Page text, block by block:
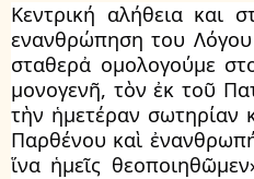
Κεντρική αλήθεια και
ενανθρώπηση του
σταθερἀ ομολογούμε
μονογενῆ, τὸν ἐκ τοῦ
τὴν ἡμετέραν σωτηρίαν
Παρθένου καὶ
ἵνα ἡμεῖς